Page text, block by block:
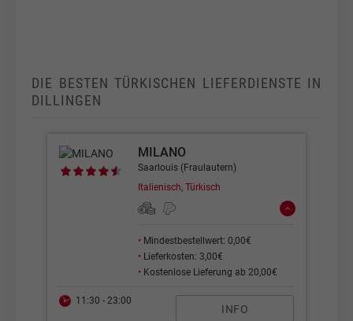
DIE BESTEN TÜRKISCHEN LIEFERDIENSTE IN
DILLINGEN
MILANO
Saarlouis (Fraulautern)
Italienisch, Türkisch
• Mindestbestellwert: 0,00€
• Lieferkosten: 3,00€
• Kostenlose Lieferung ab 20,00€
11:30 - 23:00
INFO